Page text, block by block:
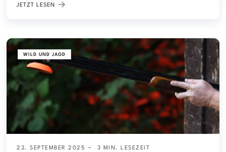
an die alten Zahlen an und freuen uns, dass in
JETZT LESEN
WILD UND JAGD
23. SEPTEMBER 2025 3 MIN. LESEZEIT